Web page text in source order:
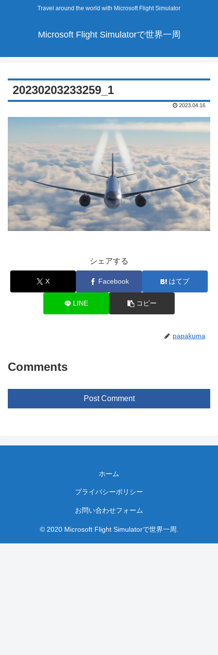
Travel around the world with Microsoft Flight Simulator
Microsoft Flight Simulatorで世界一周
20230203233259_1
2023.04.16
シェアする
X Facebook はてブ
LINE コピー
papakuma
Comments
Post Comment
ホーム
プライバシーポリシー
お問い合わせフォーム
© 2020 Microsoft Flight Simulatorで世界一周.